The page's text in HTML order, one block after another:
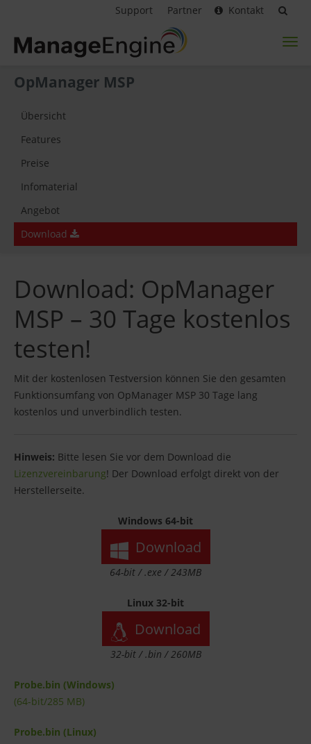
Support Partner Kontakt
OpManager MSP
Übersicht
Features
Preise
Infomaterial
Angebot
Download
Download: OpManager
MSP – 30 Tage kostenlos
testen!
Mit der kostenlosen Testversion können Sie den gesamten
Funktionsumfang von OpManager MSP 30 Tage lang
kostenlos und unverbindlich testen.
Hinweis: Bitte lesen Sie vor dem Download die
Lizenzvereinbarung! Der Download erfolgt direkt von der
Herstellerseite.
Windows 64-bit
Download
64-bit / .exe / 243MB
Linux 32-bit
Download
32-bit / .bin / 260MB
Probe.bin (Windows)
(64-bit/285 MB)
Probe.bin (Linux)